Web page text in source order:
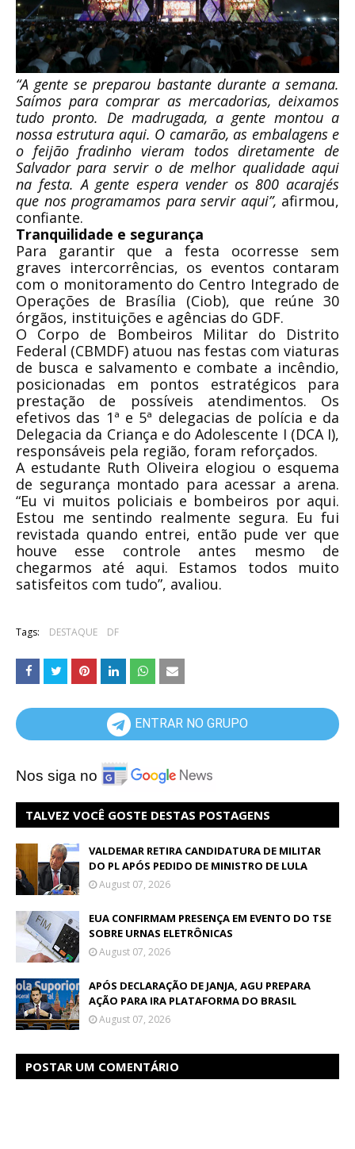
“A gente se preparou bastante durante a semana.
Saímos para comprar as mercadorias, deixamos
tudo pronto. De madrugada, a gente montou a
nossa estrutura aqui. O camarão, as embalagens e
o feijão fradinho vieram todos diretamente de
Salvador para servir o de melhor qualidade aqui
na festa. A gente espera vender os 800 acarajés
que nos programamos para servir aqui”, afirmou,
confiante.
Tranquilidade e segurança
Para garantir que a festa ocorresse sem
graves intercorrências, os eventos contaram
com o monitoramento do Centro Integrado de
Operações de Brasília (Ciob), que reúne 30
órgãos, instituições e agências do GDF.
O Corpo de Bombeiros Militar do Distrito
Federal (CBMDF) atuou nas festas com viaturas
de busca e salvamento e combate a incêndio,
posicionadas em pontos estratégicos para
prestação de possíveis atendimentos. Os
efetivos das 1ª e 5ª delegacias de polícia e da
Delegacia da Criança e do Adolescente I (DCA I),
responsáveis pela região, foram reforçados.
A estudante Ruth Oliveira elogiou o esquema
de segurança montado para acessar a arena.
“Eu vi muitos policiais e bombeiros por aqui.
Estou me sentindo realmente segura. Eu fui
revistada quando entrei, então pude ver que
houve esse controle antes mesmo de
chegarmos até aqui. Estamos todos muito
satisfeitos com tudo”, avaliou.
Tags: DESTAQUE DF
ENTRAR NO GRUPO
Nos siga no
TALVEZ VOCÊ GOSTE DESTAS POSTAGENS
VALDEMAR RETIRA CANDIDATURA DE MILITAR
DO PL APÓS PEDIDO DE MINISTRO DE LULA
August 07, 2026
EUA CONFIRMAM PRESENÇA EM EVENTO DO TSE
SOBRE URNAS ELETRÔNICAS
August 07, 2026
APÓS DECLARAÇÃO DE JANJA, AGU PREPARA
AÇÃO PARA IRA PLATAFORMA DO BRASIL
August 07, 2026
POSTAR UM COMENTÁRIO